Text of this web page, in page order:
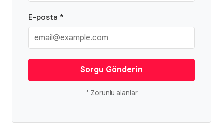
E-posta *
Sorgu Gönderin
* Zorunlu alanlar